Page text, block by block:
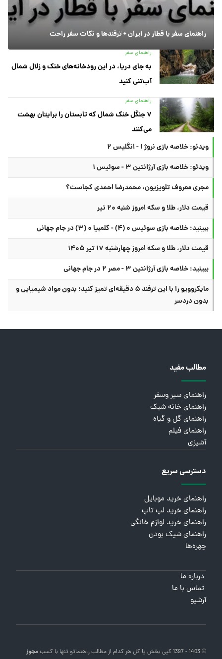
راهنمای سفر با قطار در ایران + ترفندها و نکات سفر راحت
راهنمای سفر
به جای دریا، در این رودخانه‌های خنک و زلال شمال
آب‌تنی کنید
راهنمای سفر
۷ جنگل خنک شمال که تابستان را برایتان بهشت
می‌کنند
ویدئو: خلاصه بازی نروژ ۱ - انگلیس ۲
ویدئو: خلاصه بازی آرژانتین ۳ - سوئیس ۱
مجری معروف تلویزیون، محمدرضا احمدی کجاست؟
قیمت دلار، طلا و سکه امروز شنبه ۲۰ تیر
ببینید؛ خلاصه بازی سوئیس ۰ (۴) - کلمبیا ۰ (۳) در جام جهانی
قیمت دلار، طلا و سکه امروز چهارشنبه ۱۷ تیر ۱۴۰۵
ببینید؛ خلاصه بازی آرژانتین ۳ - مصر ۲ در جام جهانی
مایکروویو را با این ترفند ۵ دقیقه‌ای تمیز کنید؛ بدون مواد شیمیایی و
بدون دردسر
مطالب مفید
راهنمای سیر وسفر
راهنمای خانه شیک
راهنمای گل و گیاه
راهنمای فیلم
آشپزی
دسترسی سریع
راهنمای خرید موبایل
راهنمای خرید لپ تاپ
راهنمای خرید لوازم خانگی
راهنمای شیک بودن
چهره‌ها
درباره ما
تماس با ما
آرشیو
© 1403 - 1397 کپی بخش یا کل هر کدام از مطالب راهنماتو تنها با کسبمجوز